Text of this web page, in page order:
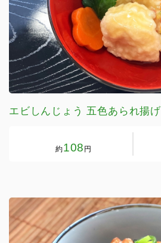
エビしんじょう 五色あられ揚げ
約108 円